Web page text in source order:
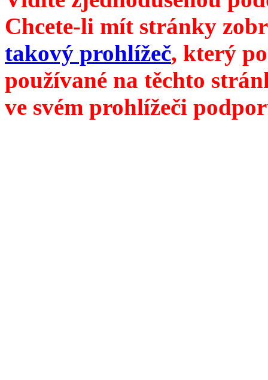
Chcete-li mít stránky
takový prohlížeč, který
používané na těchto
ve svém prohlížeči